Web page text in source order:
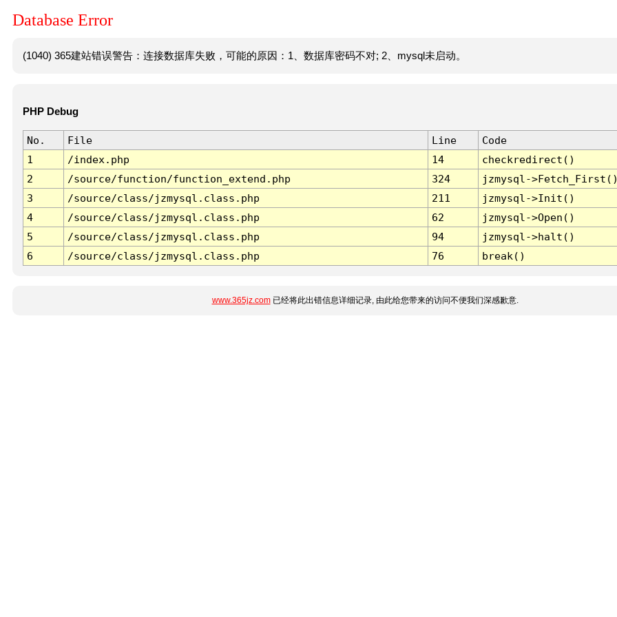
Database Error
(1040) 365建站错误警告：连接数据库失败，可能的原因：1、数据库密码不对; 2、mysql未启动。
PHP Debug
No. File Line
Code
1
/index.php 14
checkredirect()
2
/source/function/function_extend.php 324
jzmysql-
3
/source/class/jzmysql.class.php 211
jzmysql->Init()
4
/source/class/jzmysql.class.php 62
jzmysql->Open()
5
/source/class/jzmysql.class.php 94
jzmysql->halt()
6
/source/class/jzmysql.class.php 76 break()
www.365jz.com已经将此出错信息详细记录, 由此给您带来的访问不便我们深感歉意.